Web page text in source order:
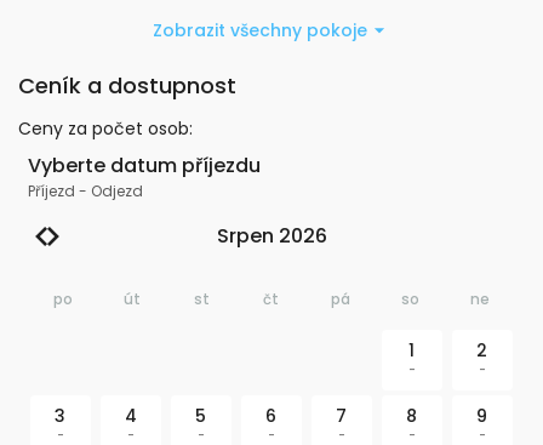
Zobrazit všechny pokoje
Ceník a dostupnost
Ceny za počet osob:
Vyberte datum příjezdu
Příjezd - Odjezd
Srpen 2026
po út st čt pá so ne
1
-
2
-
3
-
4
-
5
-
6
-
7
-
8
-
9
-